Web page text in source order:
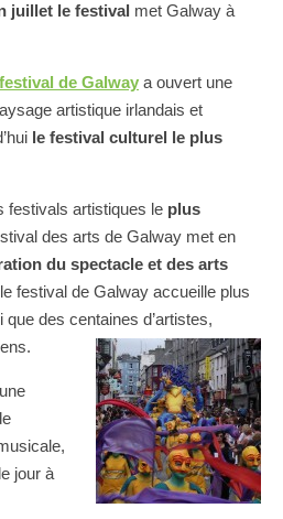
juillet le festival met Galway à
de Galway a ouvert une
artistique irlandais et
le festival culturel le plus
festivals artistiques le plus
des arts de Galway met en
du spectacle et des arts
festival de Galway accueille plus
que des centaines d’artistes,
une
jour à